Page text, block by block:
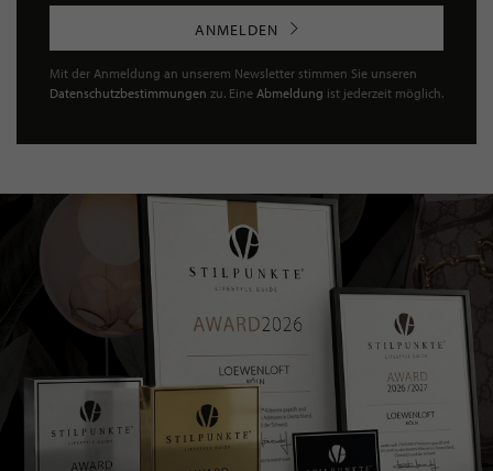
ANMELDEN
Mit der Anmeldung an unserem Newsletter stimmen Sie unseren
Datenschutzbestimmungen zu. Eine Abmeldung ist jederzeit möglich.